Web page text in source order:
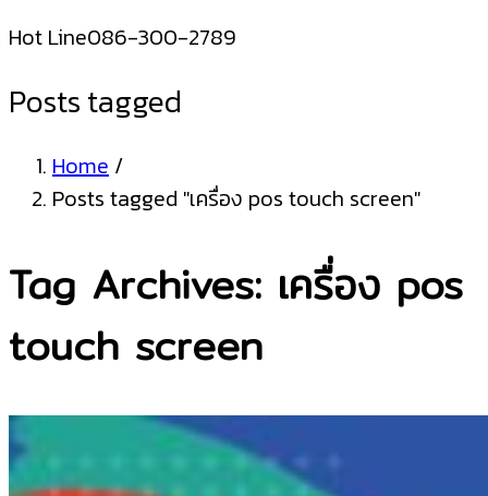
Hot Line086-300-2789
Posts tagged
Home /
Posts tagged "เครื่อง pos touch screen"
Tag Archives: เครื่อง pos
touch screen